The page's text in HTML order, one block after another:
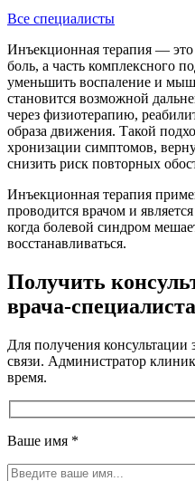
Все специалисты
Инъекционная терапия — это
боль, а часть комплексного
уменьшить воспаление и
становится возможной
через физиотерапию,
образа движения. Такой
хронизации симптомов,
снизить риск повторных
Инъекционная терапия
проводится врачом и
когда болевой синдром
восстанавливаться.
Получить
врача-специалиста
Для получения
связи. Администратор
время.
Ваше имя *